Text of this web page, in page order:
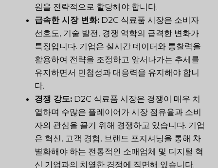
원을 전략적으로 할당해야 합니다.
급속한 시장 변화: D2C 식료품 시장은 소비자
선호도, 기술 발전, 경쟁 역학의 급격한 변화가
특징입니다. 기업은 실시간 데이터와 통찰력을
활용하여 전략을 조정하고 앞서나가는 추세를
유지하면서 민첩성과 대응력을 유지해야 합니
다.
경쟁 강도: D2C 식료품 시장은 경쟁이 매우 치
열하며 수많은 플레이어가 시장 점유율과 소비
자의 관심을 끌기 위해 경쟁하고 있습니다. 기업
은 혁신, 고객 경험, 브랜드 포지셔닝을 통해 차
별화해야 하는 전통적인 소매업체 및 디지털 혁
신 기업과의 치열한 경쟁에 직면해 있습니다.